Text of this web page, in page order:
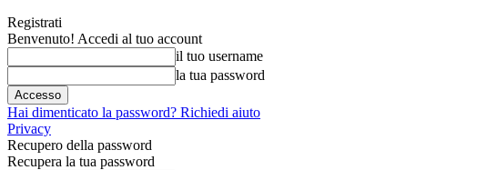
Registrati
Benvenuto! Accedi al tuo account
il tuo username
la tua password
Hai dimenticato la password? Richiedi aiuto
Privacy
Recupero della password
Recupera la tua password